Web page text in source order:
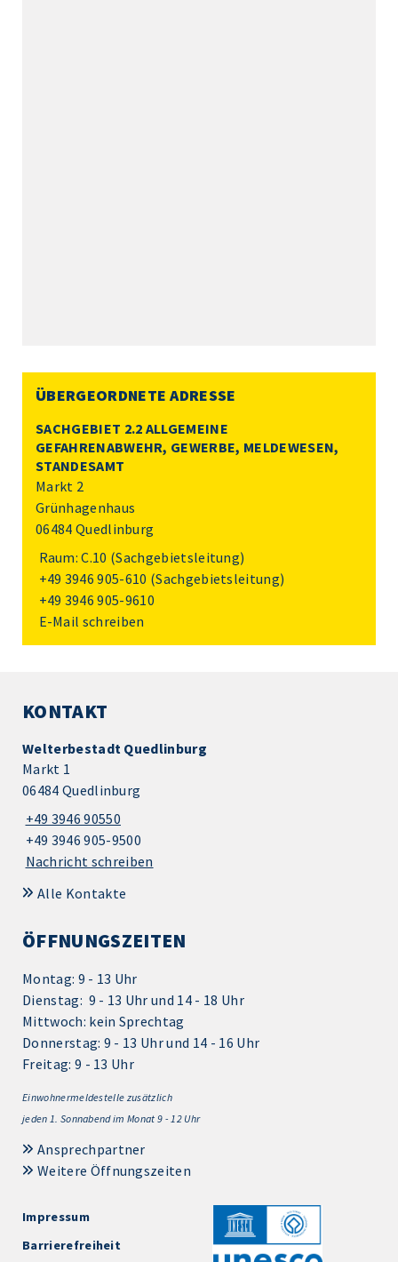
ÜBERGEORDNETE ADRESSE
SACHGEBIET 2.2 ALLGEMEINE
GEFAHRENABWEHR, GEWERBE, MELDEWESEN,
STANDESAMT
Markt 2
Grünhagenhaus
06484 Quedlinburg
Raum: C.10 (Sachgebietsleitung)
+49 3946 905-610 (Sachgebietsleitung)
+49 3946 905-9610
E-Mail schreiben
KONTAKT
Welterbestadt Quedlinburg
Markt 1
06484 Quedlinburg
+49 3946 90550
+49 3946 905-9500
Nachricht schreiben
Alle Kontakte
ÖFFNUNGSZEITEN
Montag: 9 - 13 Uhr
Dienstag: 9 - 13 Uhr und 14 - 18 Uhr
Mittwoch: kein Sprechtag
Donnerstag: 9 - 13 Uhr und 14 - 16 Uhr
Freitag: 9 - 13 Uhr
Einwohnermeldestelle zusätzlich
jeden 1. Sonnabend im Monat 9 - 12 Uhr
Ansprechpartner
Weitere Öffnungszeiten
Impressum
Barrierefreiheit